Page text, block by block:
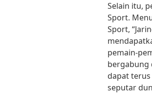
Selain itu,
Sport.
Sport,
pemain-
bergabung
dapat
seputar